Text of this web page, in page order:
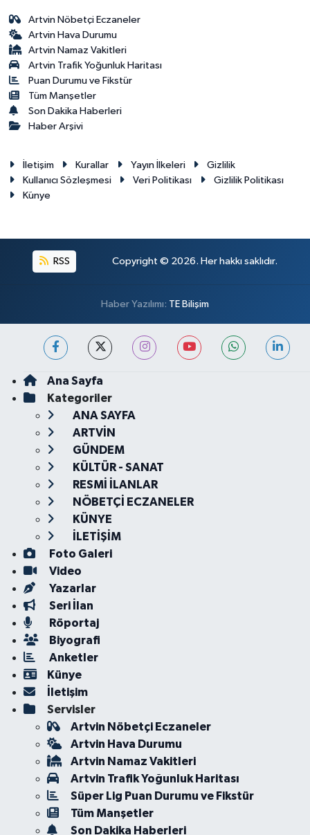
Artvin Nöbetçi Eczaneler
Artvin Hava Durumu
Artvin Namaz Vakitleri
Artvin Trafik Yoğunluk Haritası
Puan Durumu ve Fikstür
Tüm Manşetler
Son Dakika Haberleri
Haber Arşivi
İletişim Kurallar Yayın İlkeleri
Gizlilik
Kullanıcı Sözleşmesi
Veri Politikası
Gizlilik Politikası
Künye
RSS Copyright © 2026. Her hakkı saklıdır.
Haber Yazılımı: TE Bilişim
Ana Sayfa
Kategoriler
ANA SAYFA
ARTVİN
GÜNDEM
KÜLTÜR - SANAT
RESMİ İLANLAR
NÖBETÇİ ECZANELER
KÜNYE
İLETİŞİM
Foto Galeri
Video
Yazarlar
Seri İlan
Röportaj
Biyografi
Anketler
Künye
İletişim
Servisler
Artvin Nöbetçi Eczaneler
Artvin Hava Durumu
Artvin Namaz Vakitleri
Artvin Trafik Yoğunluk Haritası
Süper Lig Puan Durumu ve Fikstür
Tüm Manşetler
Son Dakika Haberleri